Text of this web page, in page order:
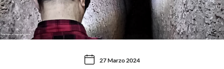
Pietro Todaro nel tunnel della Favorita
27 Marzo 2024